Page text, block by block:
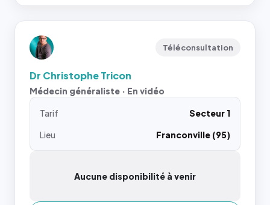
Téléconsultation
Dr Christophe Tricon
Médecin généraliste · En vidéo
Tarif
Secteur 1
Lieu
Franconville (95)
Aucune disponibilité à venir